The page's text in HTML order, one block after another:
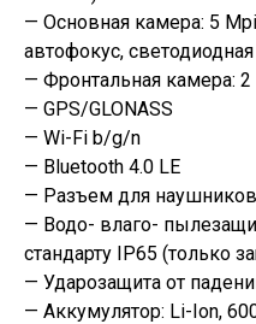
— Основная камера: 5
автофокус,
— Фронтальная камера:
— GPS/GLONASS
— Wi-Fi b/g/n
— Bluetooth 4.0 LE
— Разъем для
— Водо- влаго-
стандарту IP65 (только
— Ударозащита от
— Аккумулятор: Li-Ion,